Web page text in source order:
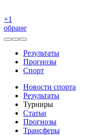
+1
обране
Результаты
Прогнозы
Спорт
Новости спорта
Результаты
Турниры
Статьи
Прогнозы
Трансферы